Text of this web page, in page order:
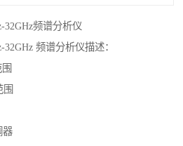
32GHz频谱分析仪
频谱分析仪描述：
围
器